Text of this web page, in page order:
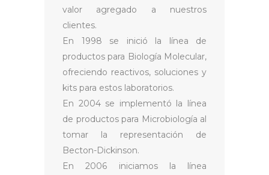
valor agregado a nuestros
clientes.
En 1998 se inició la línea de
productos para Biología Molecular,
ofreciendo reactivos, soluciones y
kits para estos laboratorios.
En 2004 se implementó la línea
de productos para Microbiología al
tomar la representación de
Becton-Dickinson.
En 2006 iniciamos la línea